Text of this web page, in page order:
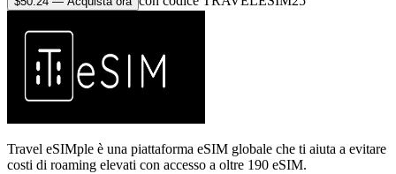
Travel eSIMple è una piattaforma eSIM globale che ti aiuta a evitare
costi di roaming elevati con accesso a oltre 190 eSIM.